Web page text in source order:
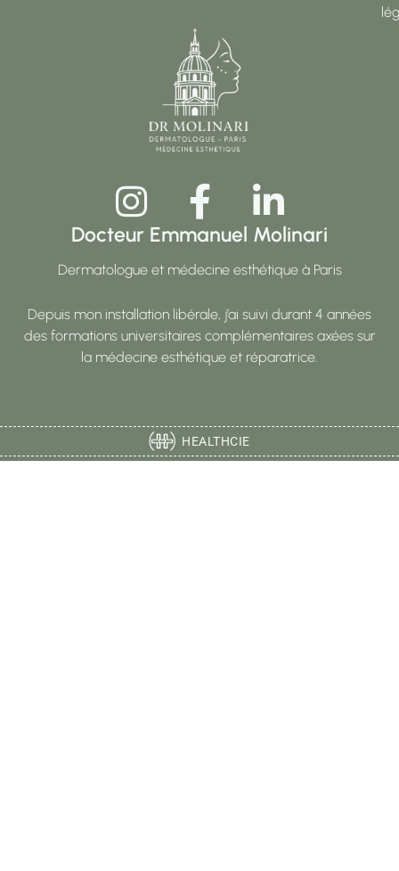
Docteur Emmanuel Molinari
Dermatologue et médecine esthétique à Paris
Depuis mon installation libérale, j’ai suivi durant 4 années
des formations universitaires complémentaires axées sur
la médecine esthétique et réparatrice.
HEALTHCIE